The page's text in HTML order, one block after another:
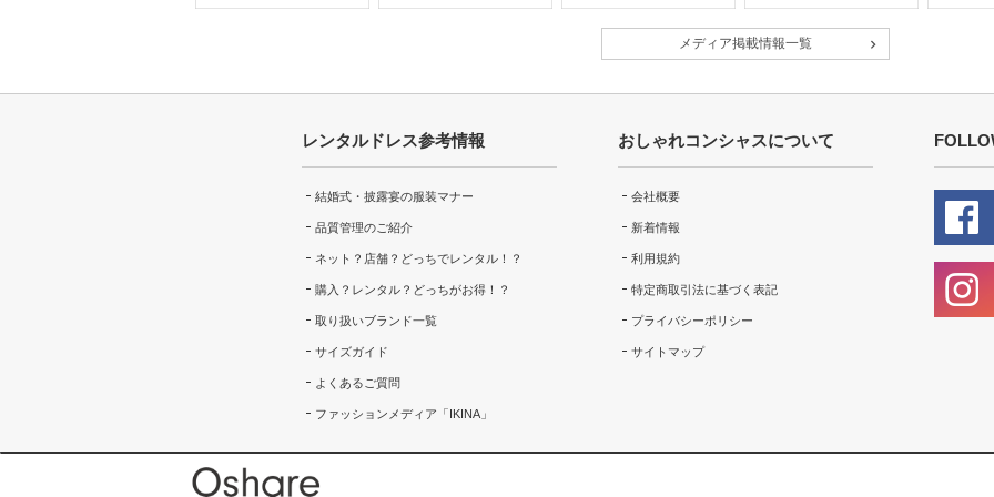
メディア掲載情報一覧
レンタルドレス参考情報
結婚式・披露宴の服装マナー
品質管理のご紹介
ネット？店舗？どっちでレンタル！？
購入？レンタル？どっちがお得！？
取り扱いブランド一覧
サイズガイド
よくあるご質問
ファッションメディア「IKINA」
おしゃれコンシャスについて
会社概要
新着情報
利用規約
特定商取引法に基づく表記
プライバシーポリシー
サイトマップ